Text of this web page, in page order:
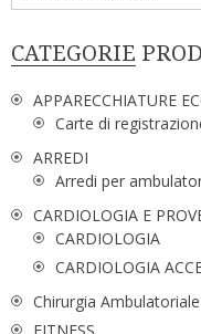
CATEGORIE
APPARECCHIATURE
Carte di
ARREDI
Arredi per
CARDIOLOGIA E
CARDIOLOGIA
CARDIOLOGIA
Chirurgia Ambulatoriale